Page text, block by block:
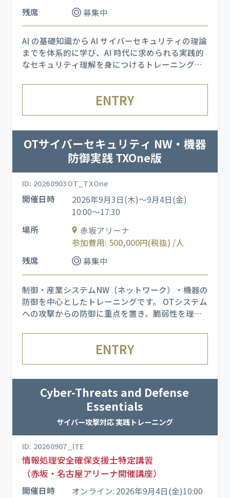
残席
募集中
AI の基礎知識から AI サイバーセキュリティの理論
までを体系的に学び、AI 時代に求められる実践的
なセキュリティ理解を身につけるトレーニングで
習を通じて、理論だけでは掴みにくい攻撃の成立
プロセスを肌で理解し、AI を活用した攻撃・防御
ENTRY
OTサイバーセキュリティ NW・機器
防御実践 TXOne版
ID: 20260903OT_TXOne
開催日時
2026年9月3日(木)～9月4日(金)
10:00～17:30
場所
赤坂アリーナ
参加費用: 500,000円(税抜) /人
残席
募集中
制御・産業システムNW（ネットワーク）・機器の
防御を中心としたトレーニングです。 OTシステム
への攻撃からの防御に重点を置き、脆弱性を理解
す。 ※NOZOM
ENTRY
Cyber-Threats and Defense
Essentials
サイバー攻撃対応 実践トレーニング
ID: 20260907_ITE
情報処理安全確保支援士特定講習
（赤坂・名古屋アリーナ開催講座）
開催日時
オンライン: 2026年9月4日(金)10:00